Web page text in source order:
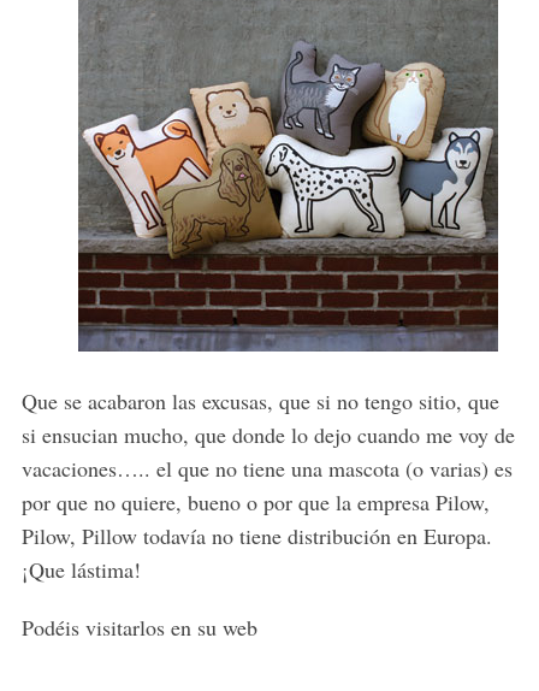
Que se acabaron las excusas, que si no tengo sitio, que
si ensucian mucho, que donde lo dejo cuando me voy de
vacaciones….. el que no tiene una mascota (o varias) es
por que no quiere, bueno o por que la empresa Pilow,
Pilow, Pillow todavía no tiene distribución en Europa.
¡Que lástima!
Podéis visitarlos en su web